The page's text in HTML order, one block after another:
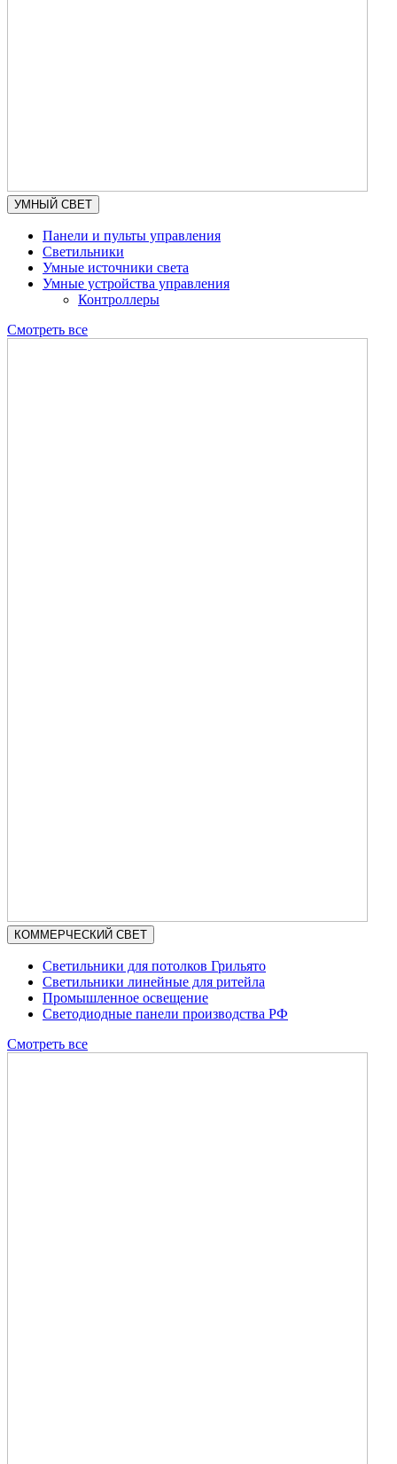
УМНЫЙ СВЕТ
Панели и пульты управления
Светильники
Умные источники света
Умные устройства управления
Контроллеры
Смотреть все
КОММЕРЧЕСКИЙ СВЕТ
Светильники для потолков Грильято
Светильники линейные для ритейла
Промышленное освещение
Светодиодные панели производства РФ
Смотреть все